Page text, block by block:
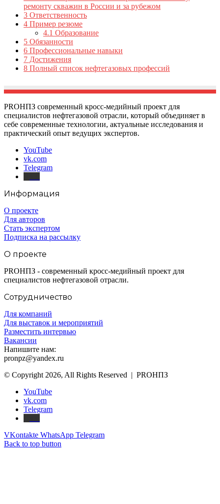
ремонту скважин в России и за рубежом
3 Ответственность
4 Пример резюме
4.1 Образование
5 Обязанности
6 Профессиональные навыки
7 Достижения
8 Полный список нефтегазовых профессий
PROНПЗ современный кросс-медийный проект для
специалистов нефтегазовой отрасли, который объединяет в
себе современные технологии, актуальные исследования и
практический опыт ведущих экспертов.
YouTube
vk.com
Telegram
Информация
О проекте
Для авторов
Стать экспертом
Подписка на рассылку
О проекте
PROНПЗ - современный кросс-медийный проект для
специалистов нефтегазовой отрасли.
Сотрудничество
Для компаний
Для выставок и мероприятий
Разместить интервью
Вакансии
Напишите нам:
pronpz@yandex.ru
© Copyright 2026, All Rights Reserved | PROНПЗ
YouTube
vk.com
Telegram
VKontakte WhatsApp Telegram
Back to top button